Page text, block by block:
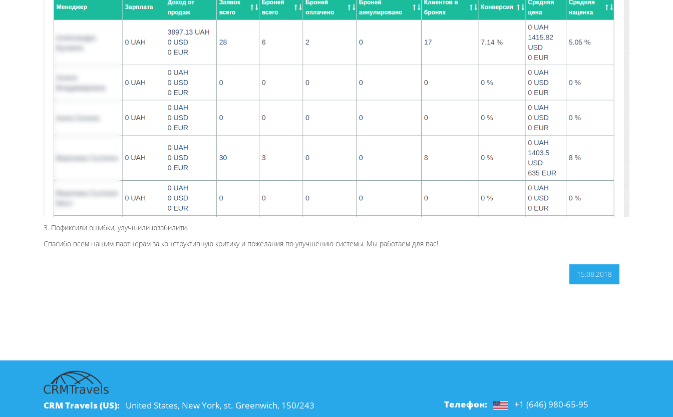
3. Пофиксили ошибки, улучшили юзабилити.
Спасибо всем нашим партнерам за конструктивную критику и пожелания по улучшению системы. Мы работаем для вас!
15.08.2018
CRM Travels (US): United States, New York, st. Greenwich, 150/243 Телефон:
+1 (646) 980-65-95